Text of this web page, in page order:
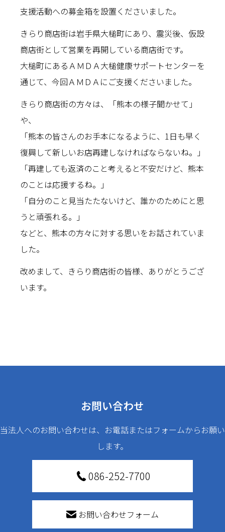
支援活動への募金箱を設置くださいました。
きらり商店街は岩手県大槌町にあり、震災後、仮設
商店街として営業を再開している商店街です。
大槌町にあるＡＭＤＡ大槌健康サポートセンターを
通じて、今回ＡＭＤＡにご支援くださいました。
きらり商店街の方々は、「熊本の様子聞かせて」
や、
「熊本の皆さんのお手本になるように、1日も早く
復興して新しいお店再建しなければならないね。」
「再建しても返済のこと考えると不安だけど、熊本
のことは応援するね。」
「自分のこと見当たたないけど、誰かのためにと思
うと頑張れる。」
などと、熊本の方々に対する思いをお話されていま
した。
改めまして、きらり商店街の皆様、ありがとうござ
います。
お問い合わせ
当法人へのお問い合わせは、お電話またはフォームからお願い
します。
086-252-7700
お問い合わせフォーム